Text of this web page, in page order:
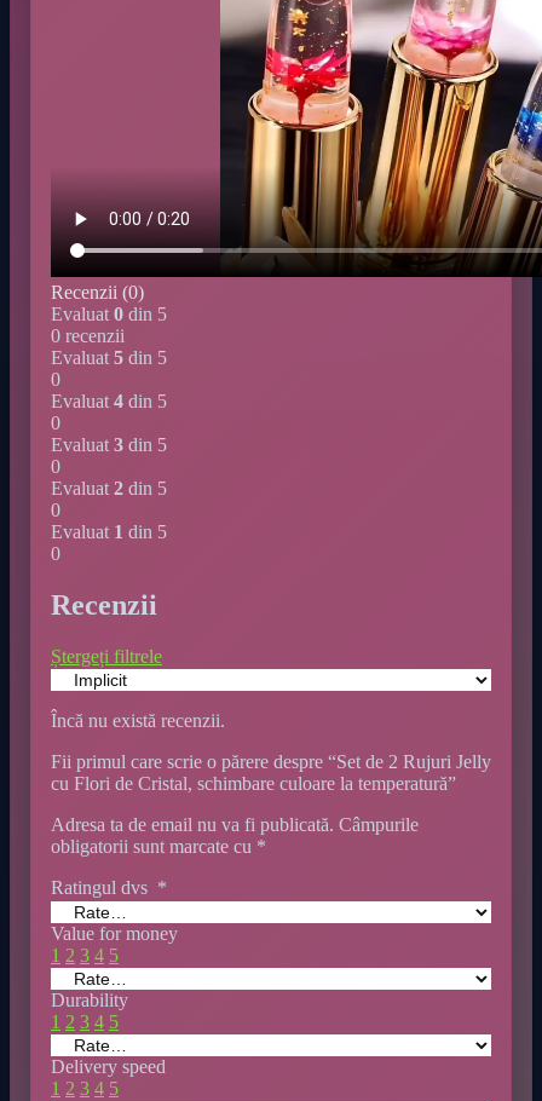
Recenzii (0)
Evaluat 0 din 5
0 recenzii
Evaluat 5 din 5
0
Evaluat 4 din 5
0
Evaluat 3 din 5
0
Evaluat 2 din 5
0
Evaluat 1 din 5
0
Recenzii
Ștergeți filtrele
Încă nu există recenzii.
Fii primul care scrie o părere despre “Set de 2 Rujuri Jelly
cu Flori de Cristal, schimbare culoare la temperatură”
Adresa ta de email nu va fi publicată. Câmpurile
obligatorii sunt marcate cu *
Ratingul dvs *
Value for money
1 2 3 4 5
Durability
1 2 3 4 5
Delivery speed
1 2 3 4 5